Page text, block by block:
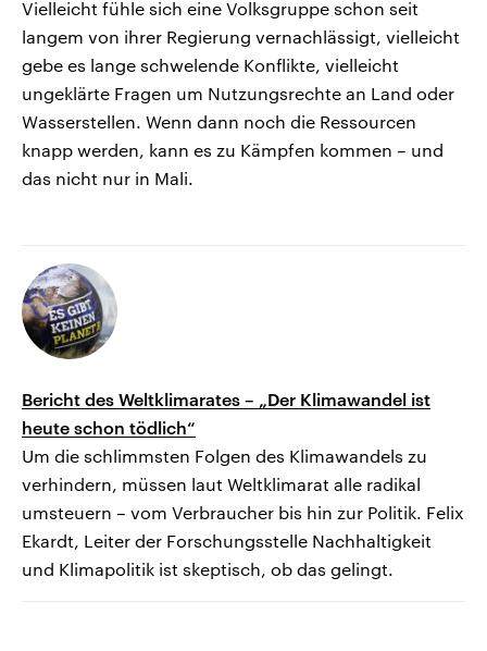
Vielleicht fühle sich eine Volksgruppe schon seit
langem von ihrer Regierung vernachlässigt, vielleicht
gebe es lange schwelende Konflikte, vielleicht
ungeklärte Fragen um Nutzungsrechte an Land oder
Wasserstellen. Wenn dann noch die Ressourcen
knapp werden, kann es zu Kämpfen kommen – und
das nicht nur in Mali.
Bericht des Weltklimarates – „Der Klimawandel ist
heute schon tödlich“
Um die schlimmsten Folgen des Klimawandels zu
verhindern, müssen laut Weltklimarat alle radikal
umsteuern – vom Verbraucher bis hin zur Politik. Felix
Ekardt, Leiter der Forschungsstelle Nachhaltigkeit
und Klimapolitik ist skeptisch, ob das gelingt.